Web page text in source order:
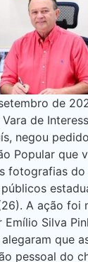
de
de
negou
Popular que
fotografias
A ação foi
Silva
que
pessoal do